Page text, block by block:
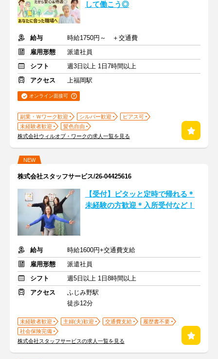
して働こう◎
給与
時給1750円～ ＋交通費
雇用形態
派遣社員
シフト
週3日以上 1日7時間以上
アクセス
上福岡駅
オンライン面接可
副業・Ｗワーク歓迎 シルバー歓迎
ピアス可
未経験者歓迎
髪色自由
株式会社ウィルオブ・ワークの求人一覧を見る
NEW
株式会社スタッフサービス/26-04425616
【受付】ピタッと定時で帰れる＊
未経験の方歓迎＊入所受付など！
給与
時給1600円+交通費支給
雇用形態
派遣社員
シフト
週5日以上 1日8時間以上
アクセス
ふじみ野駅
徒歩12分
未経験者歓迎 主婦(夫)歓迎 交通費支給
履歴書不要
社会保険完備
株式会社スタッフサービスの求人一覧を見る